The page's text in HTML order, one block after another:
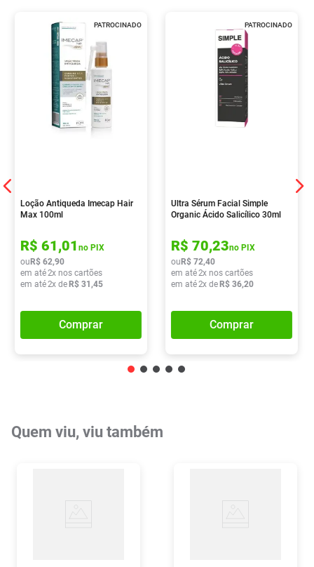
PATROCINADO
Loção Antiqueda Imecap Hair
Max 100ml
R$ 61,01 no PIX
ou R$ 62,90
em até2x nos cartões
em até2x de R$ 31 ,45
Comprar
PATROCINADO
Ultra Sérum Facial Simple
Organic Ácido Salicílico 30ml
R$ 70,23no PIX
ou R$ 72,40
em até2x nos cartões
em até2x de R$ 36,20
Comprar
Quem viu, viu também